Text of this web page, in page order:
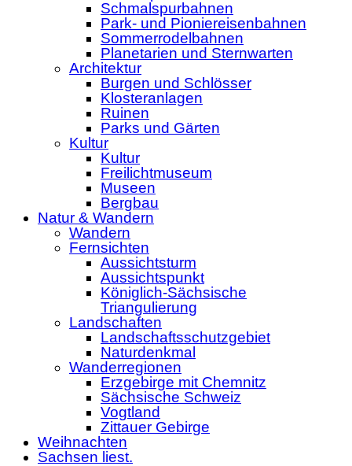
Schmalspurbahnen
Park- und Pioniereisenbahnen
Sommerrodelbahnen
Planetarien und Sternwarten
Architektur
Burgen und Schlösser
Klosteranlagen
Ruinen
Parks und Gärten
Kultur
Kultur
Freilichtmuseum
Museen
Bergbau
Natur & Wandern
Wandern
Fernsichten
Aussichtsturm
Aussichtspunkt
Königlich-Sächsische
Triangulierung
Landschaften
Landschaftsschutzgebiet
Naturdenkmal
Wanderregionen
Erzgebirge mit Chemnitz
Sächsische Schweiz
Vogtland
Zittauer Gebirge
Weihnachten
Sachsen liest.